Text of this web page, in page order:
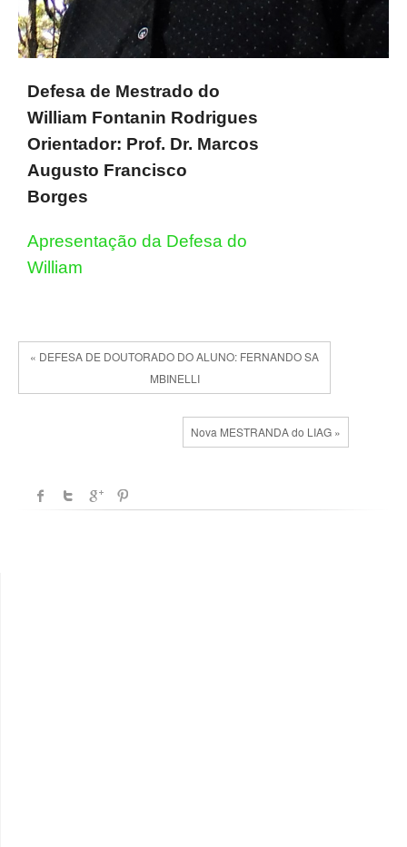
Defesa de Mestrado do
William Fontanin Rodrigues
Orientador: Prof. Dr. Marcos
Augusto Francisco
Borges
Apresentação da Defesa do
William
« DEFESA DE DOUTORADO DO ALUNO: FERNANDO SA
MBINELLI
Nova MESTRANDA do LIAG »